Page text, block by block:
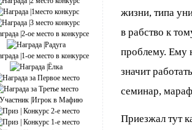
жизни, типа
в рабство к
проблему. Ему
значит
семинар,
Приезжал тут